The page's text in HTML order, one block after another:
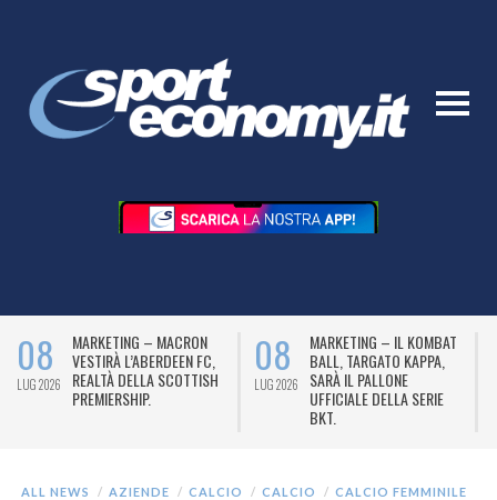
08
LUG 2026
MARKETING – MACRON
VESTIRÀ L’ABERDEEN FC,
REALTÀ DELLA SCOTTISH
PREMIERSHIP.
08
LUG 2026
MARKETING – IL KOMBAT
BALL, TARGATO KAPPA,
SARÀ IL PALLONE
UFFICIALE DELLA SERIE
BKT.
ALL NEWS AZIENDE CALCIO CALCIO
CALCIO FEMMINILE